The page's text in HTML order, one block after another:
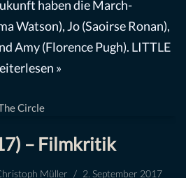
haben die March-
Watson), Jo (Saoirse Ronan),
Amy (Florence Pugh). LITTLE
»
– Filmkritik
Müller 2. September 2017